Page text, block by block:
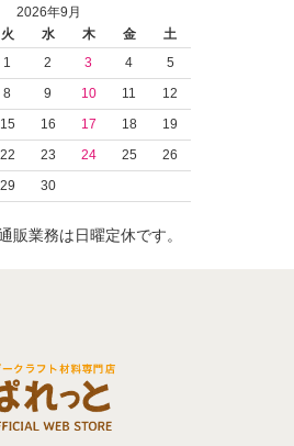
2026年9月
火 水 木 金
土
1
2 3 4
5
8 9 10 11
12
15 16 17 18
19
22 23 24 25
26
29 30
販業務は日曜定休です。